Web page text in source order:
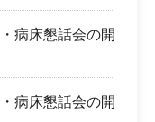
病床懇話会の開
病床懇話会の開